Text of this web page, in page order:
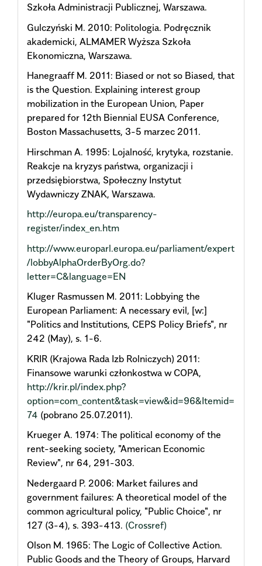
Szkoła Administracji Publicznej, Warszawa.
Gulczyński M. 2010: Politologia. Podręcznik
akademicki, ALMAMER Wyższa Szkoła
Ekonomiczna, Warszawa.
Hanegraaff M. 2011: Biased or not so Biased, that
is the Question. Explaining interest group
mobilization in the European Union, Paper
prepared for 12th Biennial EUSA Conference,
Boston Massachusetts, 3-5 marzec 2011.
Hirschman A. 1995: Lojalność, krytyka, rozstanie.
Reakcje na kryzys państwa, organizacji i
przedsiębiorstwa, Społeczny Instytut
Wydawniczy ZNAK, Warszawa.
http://europa.eu/transparency-
register/index_en.htm
http://www.europarl.europa.eu/parliament/expert
/lobbyAlphaOrderByOrg.do?
letter=C&language=EN
Kluger Rasmussen M. 2011: Lobbying the
European Parliament: A necessary evil, [w:]
"Politics and Institutions, CEPS Policy Briefs", nr
242 (May), s. 1-6.
KRIR (Krajowa Rada Izb Rolniczych) 2011:
Finansowe warunki członkostwa w COPA,
http://krir.pl/index.php?
option=com_content&task=view&id=96&Itemid=
74 (pobrano 25.07.2011).
Krueger A. 1974: The political economy of the
rent-seeking society, "American Economic
Review", nr 64, 291-303.
Nedergaard P. 2006: Market failures and
government failures: A theoretical model of the
common agricultural policy, "Public Choice", nr
127 (3-4), s. 393-413. (Crossref)
Olson M. 1965: The Logic of Collective Action.
Public Goods and the Theory of Groups, Harvard